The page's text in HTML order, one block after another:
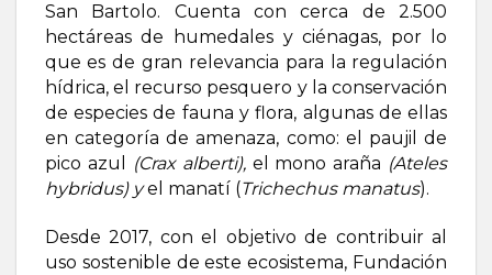
San Bartolo. Cuenta con cerca de 2.500
hectáreas de humedales y ciénagas, por lo
que es de gran relevancia para la regulación
hídrica, el recurso pesquero y la conservación
de especies de fauna y flora, algunas de ellas
en categoría de amenaza, como: el paujil de
pico azul
(Crax alberti), el mono araña (Ateles
hybridus) yel manatí (Trichechus manatus).
Desde 2017, con el objetivo de contribuir al
uso sostenible de este ecosistema, Fundación